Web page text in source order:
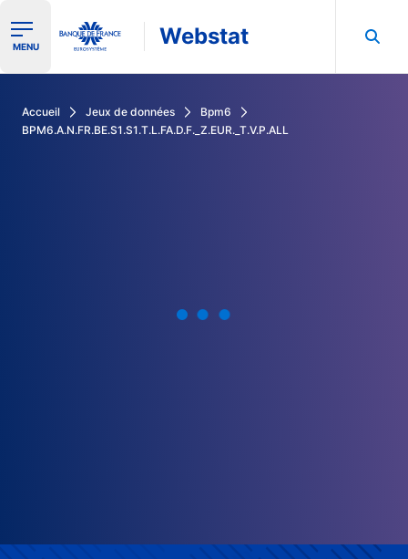
Ouvrir le menu de navigation
MENU Webstat
Accueil Jeux de données
Bpm6
BPM6.A.N.FR.BE.S1.S1.T.L.FA.D.F._Z.EUR._T.V.P.ALL